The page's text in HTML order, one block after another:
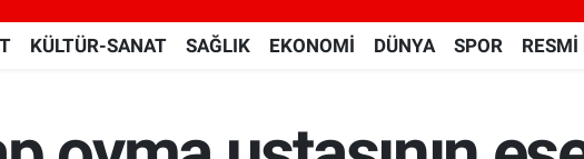
KÜLTÜR-SANAT SAĞLIK EKONOMİ DÜNYA SPOR RESMİ